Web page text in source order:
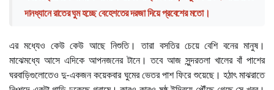
দানধ্যানে রাতের ঘুম হচ্ছে বেহেশতের দরজা দিয়ে প্রবেশের মতো।
এর মধ্যেও কেউ কেউ আছে নিশুতি। তারা বসতির চেয়ে বেশি বনের মানুষ।
মাঝেমধ্যে আসে এদিকে আপনজনের টানে। তবে আজ সুন্দরতলা খালের বাঁ পাশের
ঘরবাড়িগুলোতেও দু-একজন কয়েকবার ঘুমের ভেতর পাশ ফিরে শুয়েছে। হঠাৎ মাঝরাতে